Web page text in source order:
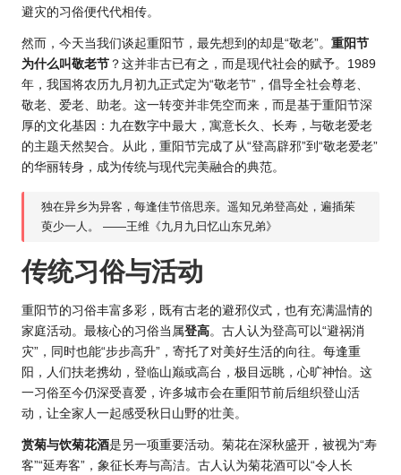
避灾的习俗便代代相传。
然而，今天当我们谈起重阳节，最先想到的却是“敬老”。 重阳节
为什么叫敬老节 ？这并非古已有之，而是现代社会的赋予。1989
年，我国将农历九月初九正式定为“敬老节”，倡导全社会尊老、
敬老、爱老、助老。这一转变并非凭空而来，而是基于重阳节深
厚的文化基因：九在数字中最大，寓意长久、长寿，与敬老爱老
的主题天然契合。从此，重阳节完成了从“登高辟邪”到“敬老爱老”
的华丽转身，成为传统与现代完美融合的典范。
独在异乡为异客，每逢佳节倍思亲。遥知兄弟登高处，遍插茱
萸少一人。 ——王维《九月九日忆山东兄弟》
传统习俗与活动
重阳节的习俗丰富多彩，既有古老的避邪仪式，也有充满温情的
家庭活动。最核心的习俗当属登高。古人认为登高可以“避祸消
灾”，同时也能“步步高升”，寄托了对美好生活的向往。每逢重
阳，人们扶老携幼，登临山巅或高台，极目远眺，心旷神怡。这
一习俗至今仍深受喜爱，许多城市会在重阳节前后组织登山活
动，让全家人一起感受秋日山野的壮美。
赏菊与饮菊花酒是另一项重要活动。菊花在深秋盛开，被视为“寿
客”“延寿客”，象征长寿与高洁。古人认为菊花酒可以“令人长